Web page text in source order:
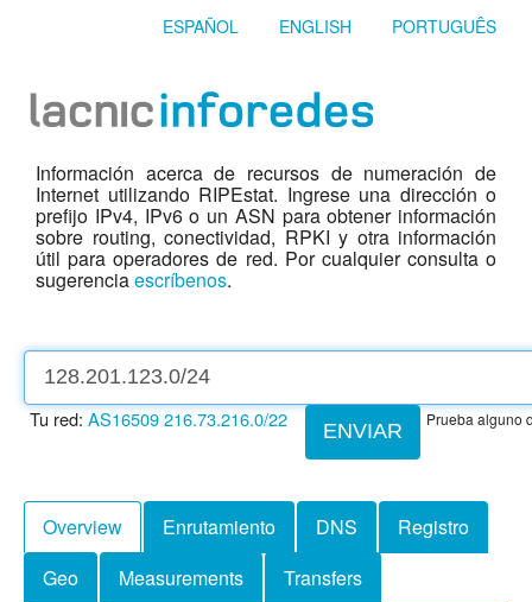
ESPAÑOL ENGLISH PORTUGUÊS
Información acerca de recursos de numeración de
Internet utilizando RIPEstat. Ingrese una dirección o
prefijo IPv4, IPv6 o un ASN para obtener información
sobre routing, conectividad, RPKI y otra información
útil para operadores de red. Por cualquier consulta o
sugerenciaescríbenos.
ENVIAR
Tu red: AS16509216.73.216.0/22 Prueba alguno
Overview Enrutamiento DNS
Registro
Geo
Measurements Transfers